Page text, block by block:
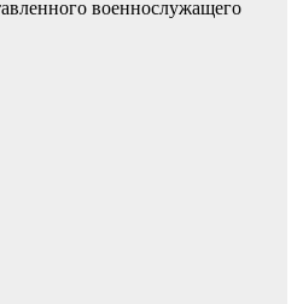
военнослужащего